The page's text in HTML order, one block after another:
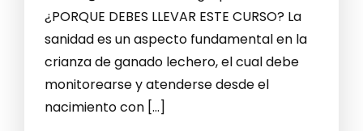
¿PORQUE DEBES LLEVAR ESTE CURSO? La
sanidad es un aspecto fundamental en la
crianza de ganado lechero, el cual debe
monitorearse y atenderse desde el
nacimiento con […]